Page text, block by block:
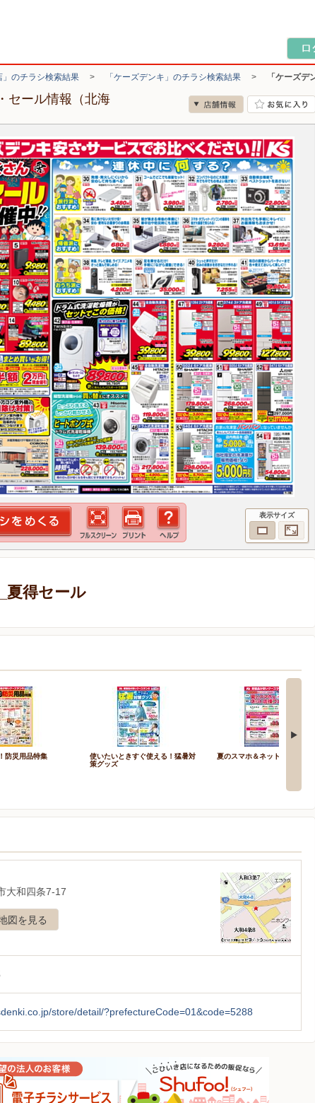
」のチラシ検索結果 > 「ケーズデンキ」のチラシ検索結果 > 「ケーズ
セール情報（北海
表示サイズ
夏得セール
防災用品特集
使いたいときすぐ使える！猛暑対
策グッズ
夏のスマホ＆ネット応援フェア
大和四条7-17
図を見る
store/detail/?prefectureCode=01&code=5288